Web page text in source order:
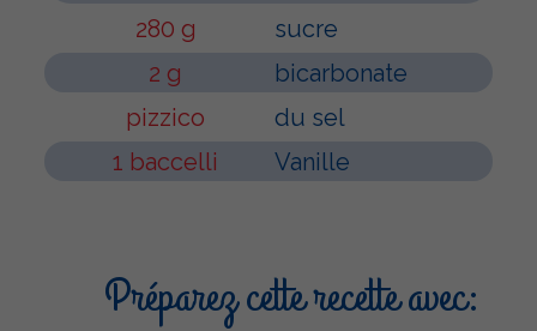
280 g
sucre
2 g
bicarbonate
pizzico
du sel
1 baccelli
Vanille
Préparez cette recette avec: